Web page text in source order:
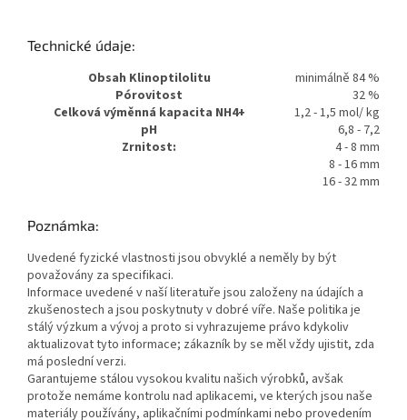
Technické údaje:
Obsah Klinoptilolitu
minimálně 84 %
Pórovitost
32 %
Celková výměnná kapacita NH4+
1,2 - 1,5 mol/ kg
pH
6,8 - 7,2
Zrnitost:
4 - 8 mm
8 - 16 mm
16 - 32 mm
Poznámka:
Uvedené fyzické vlastnosti jsou obvyklé a neměly by být
považovány za specifikaci.
Informace uvedené v naší literatuře jsou založeny na údajích a
zkušenostech a jsou poskytnuty v dobré víře. Naše politika je
stálý výzkum a vývoj a proto si vyhrazujeme právo kdykoliv
aktualizovat tyto informace; zákazník by se měl vždy ujistit, zda
má poslední verzi.
Garantujeme stálou vysokou kvalitu našich výrobků, avšak
protože nemáme kontrolu nad aplikacemi, ve kterých jsou naše
materiály používány, aplikačními podmínkami nebo provedením